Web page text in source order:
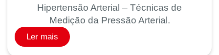
Hipertensão Arterial – Técnicas de
Medição da Pressão Arterial.
Ler mais